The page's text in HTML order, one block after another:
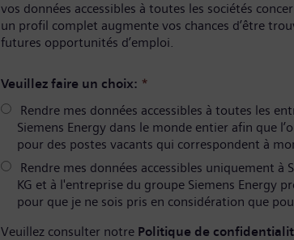
vos données accessibles à toutes les sociétés
un profil complet augmente vos chances d’être
futures opportunités d’emploi.
Veuillez faire un choix: *
Rendre mes données accessibles à toutes les
Siemens Energy dans le monde entier afin que
pour des postes vacants qui correspondent à
Rendre mes données accessibles uniquement à
KG et à l'entreprise du groupe Siemens Energy
pour que je ne sois pris en considération que
Veuillez consulter notre Politique de